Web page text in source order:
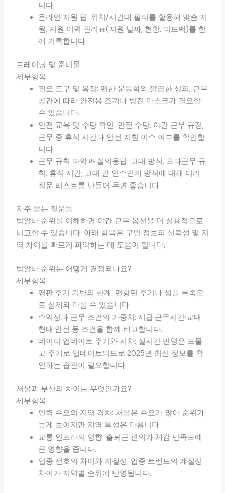
니다.
온라인 지원 팁: 위치/시간대 필터를 활용해 맞춤 지
원, 지원 이력 관리표(지원 날짜, 현황, 피드백)를 함
께 기록합니다.
트레이닝 및 준비물
세부항목
필요 도구 및 복장: 편한 운동화와 깔끔한 상의, 근무
공간에 따라 안전용 조끼나 방진 마스크가 필요할
수 있습니다.
안전 교육 및 수당 확인: 안전 수당, 야간 근무 규정,
근무 중 휴식 시간과 안전 지침 이수 여부를 확인합
니다.
근무 규칙 파악과 질의응답: 교대 방식, 초과근무 규
칙, 휴식 시간, 교대 간 인수인계 방식에 대해 미리
질문 리스트를 만들어 두면 좋습니다.
자주 묻는 질문들
밤알바 순위를 이해하면 야간 근무 옵션을 더 실용적으로
비교할 수 있습니다. 아래 항목은 구인 정보의 신뢰성 및 지
역 차이를 빠르게 파악하는 데 도움이 됩니다.
밤알바 순위는 어떻게 결정되나요?
세부항목
평판·후기 기반의 한계: 편향된 후기나 샘플 부족으
로 실제와 다를 수 있습니다.
수익성과 근무 조건의 가중치: 시급·근무시간·교대
형태·안전 등 조건을 함께 비교합니다.
데이터 업데이트 주기와 시차: 실시간 반영은 드물
고 주기로 업데이트되므로 2025년 최신 정보를 확
인하는 습관이 필요합니다.
서울과 부산의 차이는 무엇인가요?
세부항목
인력 수요의 지역 격차: 서울은 수요가 많아 순위가
높게 보이지만 지역 특성은 다릅니다.
교통 인프라의 영향: 출퇴근 편의가 체감 만족도에
큰 영향을 줍니다.
업종 선호의 차이와 계절성: 업종 트렌드의 계절성
차이가 지역별 순위에 반영됩니다.